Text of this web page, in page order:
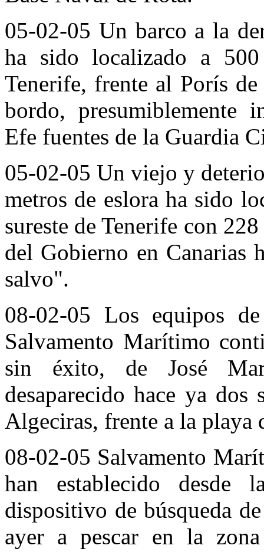
05-02-05 Un barco a la
ha sido localizado a
Tenerife, frente al Porís
bordo, presumiblemente
Efe fuentes de la Guardia
05-02-05 Un viejo y
metros de eslora ha sido
sureste de Tenerife con
del Gobierno en Canarias
salvo".
08-02-05 Los equipos
Salvamento Marítimo
sin éxito, de José
desaparecido hace ya dos
Algeciras, frente a la
08-02-05 Salvamento
han establecido desde
dispositivo de búsqueda
ayer a pescar en la